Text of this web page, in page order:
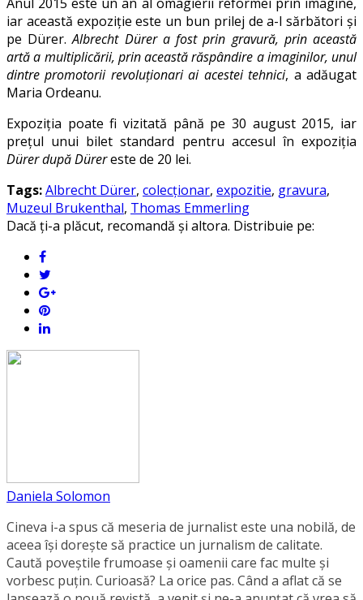
iar această expoziție este un bun prilej de a-l sărbători și
pe Dürer.Albrecht Dürer a fost prin gravură, prin această
artă a multiplicării, prin această răspândire a imaginilor, unul
dintre promotorii revoluționari ai acestei tehnici, a adăugat
Maria Ordeanu.
Expoziția poate fi vizitată până pe 30 august 2015, iar
preţul unui bilet standard pentru accesul în expoziţia
Dürer după Dürereste de 20 lei.
Tags:Albrecht Dürer, colecționar, expozitie, gravura,
Muzeul Brukenthal, Thomas Emmerling
Dacă ți-a plăcut, recomandă și altora. Distribuie pe:
Daniela Solomon
Cineva i-a spus că meseria de jurnalist este una nobilă, de
aceea își dorește să practice un jurnalism de calitate.
Caută poveștile frumoase și oamenii care fac multe și
vorbesc puțin. Curioasă? La orice pas. Când a aflat că se